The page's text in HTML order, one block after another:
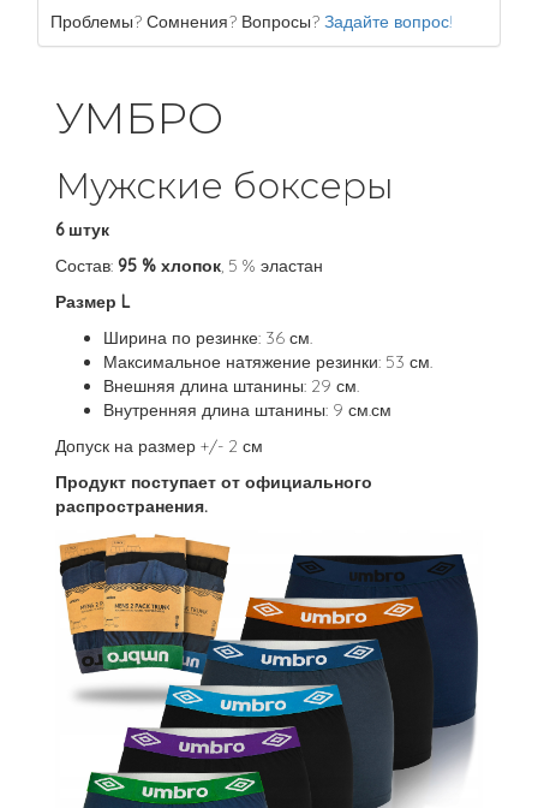
Проблемы? Сомнения? Вопросы? Задайте вопрос!
УМБРО
Мужские боксеры
6 штук
Состав: 95 % хлопок, 5 % эластан
Размер L
Ширина по резинке: 36 см.
Максимальное натяжение резинки: 53 см.
Внешняя длина штанины: 29 см.
Внутренняя длина штанины: 9 см.см
Допуск на размер +/- 2 см
Продукт поступает от официального
распространения.